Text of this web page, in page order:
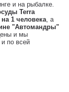
и на рыбалке.
Terra
1 человека, а
"Автомандры"
и мы
по всей